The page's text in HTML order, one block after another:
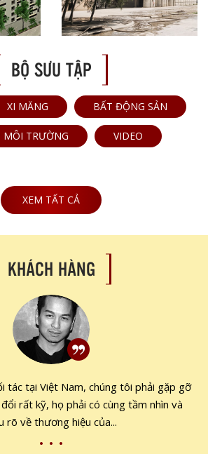
BỘ SƯU TẬP
XI MĂNG BẤT ĐỘNG SẢN
MÔI TRƯỜNG VIDEO
XEM TẤT CẢ
KHÁCH HÀNG
tác tại Việt Nam, chúng tôi phải gặp gỡ
rất kỹ, họ phải có cùng tầm nhìn và
rõ về thương hiệu của...